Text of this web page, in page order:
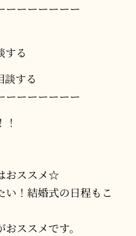
ーーーーーーー
する
する
ーーーーーーー
おススメ☆
い！結婚式の日程もこ
ススメです。